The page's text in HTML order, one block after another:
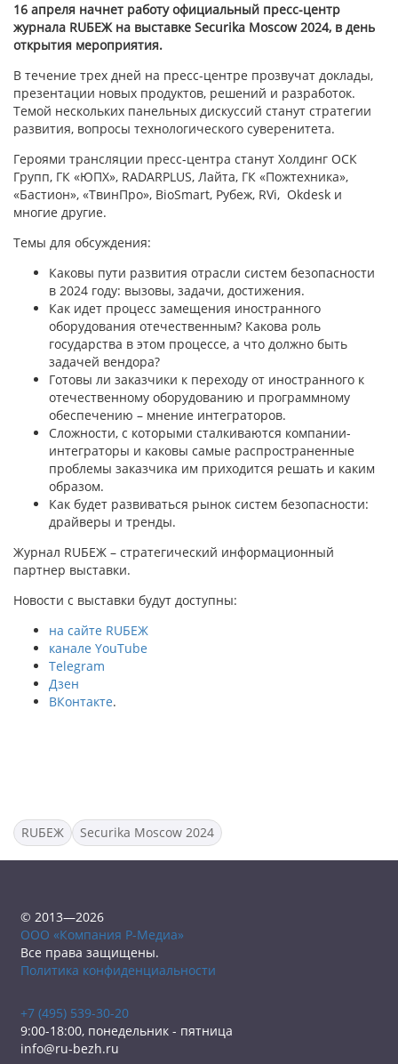
16 апреля начнет работу официальный пресс-центр
журнала RUБЕЖ на выставке Securika Moscow 2024, в день
открытия мероприятия.
В течение трех дней на пресс-центре прозвучат доклады,
презентации новых продуктов, решений и разработок.
Темой нескольких панельных дискуссий станут стратегии
развития, вопросы технологического суверенитета.
Героями трансляции пресс-центра станут Холдинг ОСК
Групп, ГК «ЮПХ», RADARPLUS, Лайта, ГК «Пожтехника»,
«Бастион», «ТвинПро», BioSmart, Рубеж, RVi, Okdesk и
многие другие.
Темы для обсуждения:
Каковы пути развития отрасли систем безопасности
в 2024 году: вызовы, задачи, достижения.
Как идет процесс замещения иностранного
оборудования отечественным? Какова роль
государства в этом процессе, а что должно быть
задачей вендора?
Готовы ли заказчики к переходу от иностранного к
отечественному оборудованию и программному
обеспечению – мнение интеграторов.
Сложности, с которыми сталкиваются компании-
интеграторы и каковы самые распространенные
проблемы заказчика им приходится решать и каким
образом.
Как будет развиваться рынок систем безопасности:
драйверы и тренды.
Журнал RUБЕЖ – стратегический информационный
партнер выставки.
Новости с выставки будут доступны:
на сайте RUБЕЖ
канале YouTube
Telegram
Дзен
ВКонтакте.
RUБЕЖ Securika Moscow 2024
© 2013—2026
ООО «Компания Р-Медиа»
Все права защищены.
Политика конфиденциальности
+7 (495) 539-30-20
9:00-18:00, понедельник - пятница
info@ru-bezh.ru